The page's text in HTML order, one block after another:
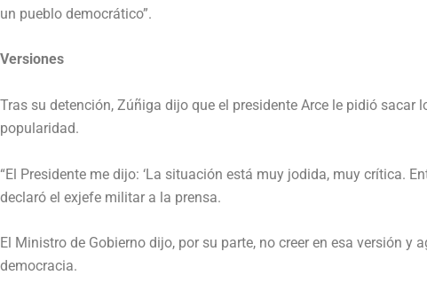
un pueblo democrático”.
Versiones
Tras su detención, Zúñiga dijo que el presidente Arce le pidió
popularidad.
“El Presidente me dijo: ‘La situación está muy jodida, muy crítica.
declaró el exjefe militar a la prensa.
El Ministro de Gobierno dijo, por su parte, no creer en esa versión
democracia.